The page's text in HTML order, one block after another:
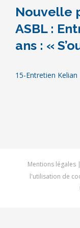
Nouvelle
ASBL :
ans : «
15-Entretien Kelian
Mentions légales|
l'utilisation de